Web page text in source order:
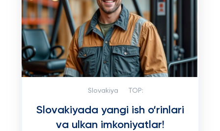
Slovakiya TOP:
Slovakiyada yangi ish o‘rinlari
va ulkan imkoniyatlar!